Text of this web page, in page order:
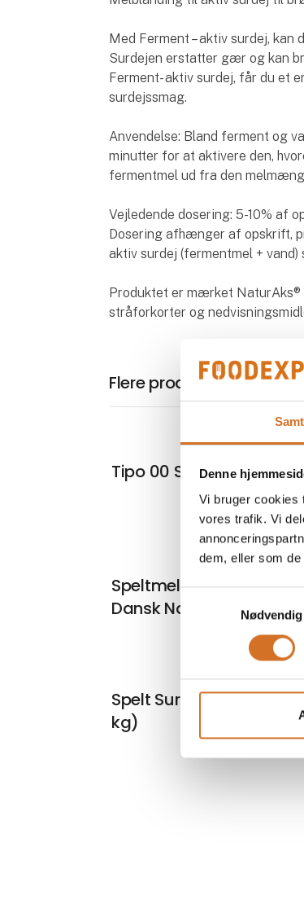
Denne
Vi bruger cookies
vores trafik. Vi
dem, eller som
Nødvendig
Med Ferment – aktiv surdej,
Surdejen erstatter gær og kan
Ferment- aktiv surdej, får du et
surdejssmag.
Anvendelse: Bland ferment og
minutter for at aktivere den,
fermentmel ud fra den
Vejledende dosering: 5-10% af
Dosering afhænger af opskrift,
aktiv surdej (fermentmel +
Produktet er mærket
stråforkorter og
Flere produkter fra
Tipo 00 Strong W320
Speltmel Fuldkorn
Dansk NaturAks (12,5 kg)
Spelt Sur 10/90
kg)